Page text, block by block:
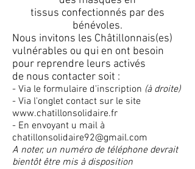
tissus confectionnés par des
bénévoles.
Nous invitons les Châtillonnais(es)
vulnérables ou qui en ont besoin
pour reprendre leurs activés
de nous contacter soit :
- Via le formulaire d'inscription (à droite)
- Via l'onglet contact sur le site
www.chatillonsolidaire.fr
- En envoyant u mail à
chatillonsolidaire92@gmail.com
A noter, un numéro de téléphone devrait
bientôt être mis à disposition